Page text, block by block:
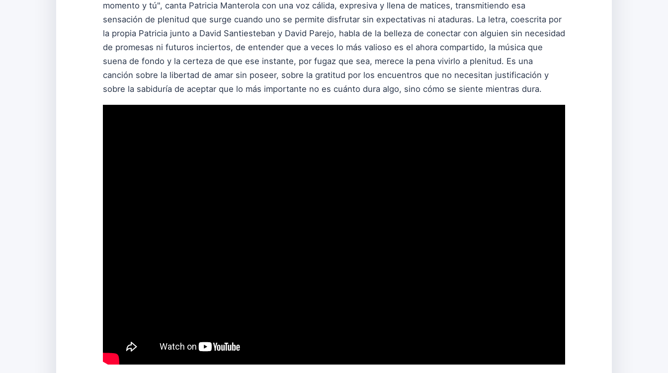
momento y tú", canta Patricia Manterola con una voz cálida, expresiva y llena de matices, transmitiendo esa
sensación de plenitud que surge cuando uno se permite disfrutar sin expectativas ni ataduras. La letra, coescrita por
la propia Patricia junto a David Santiesteban y David Parejo, habla de la belleza de conectar con alguien sin necesidad
de promesas ni futuros inciertos, de entender que a veces lo más valioso es el ahora compartido, la música que
suena de fondo y la certeza de que ese instante, por fugaz que sea, merece la pena vivirlo a plenitud. Es una
canción sobre la libertad de amar sin poseer, sobre la gratitud por los encuentros que no necesitan justificación y
sobre la sabiduría de aceptar que lo más importante no es cuánto dura algo, sino cómo se siente mientras dura.